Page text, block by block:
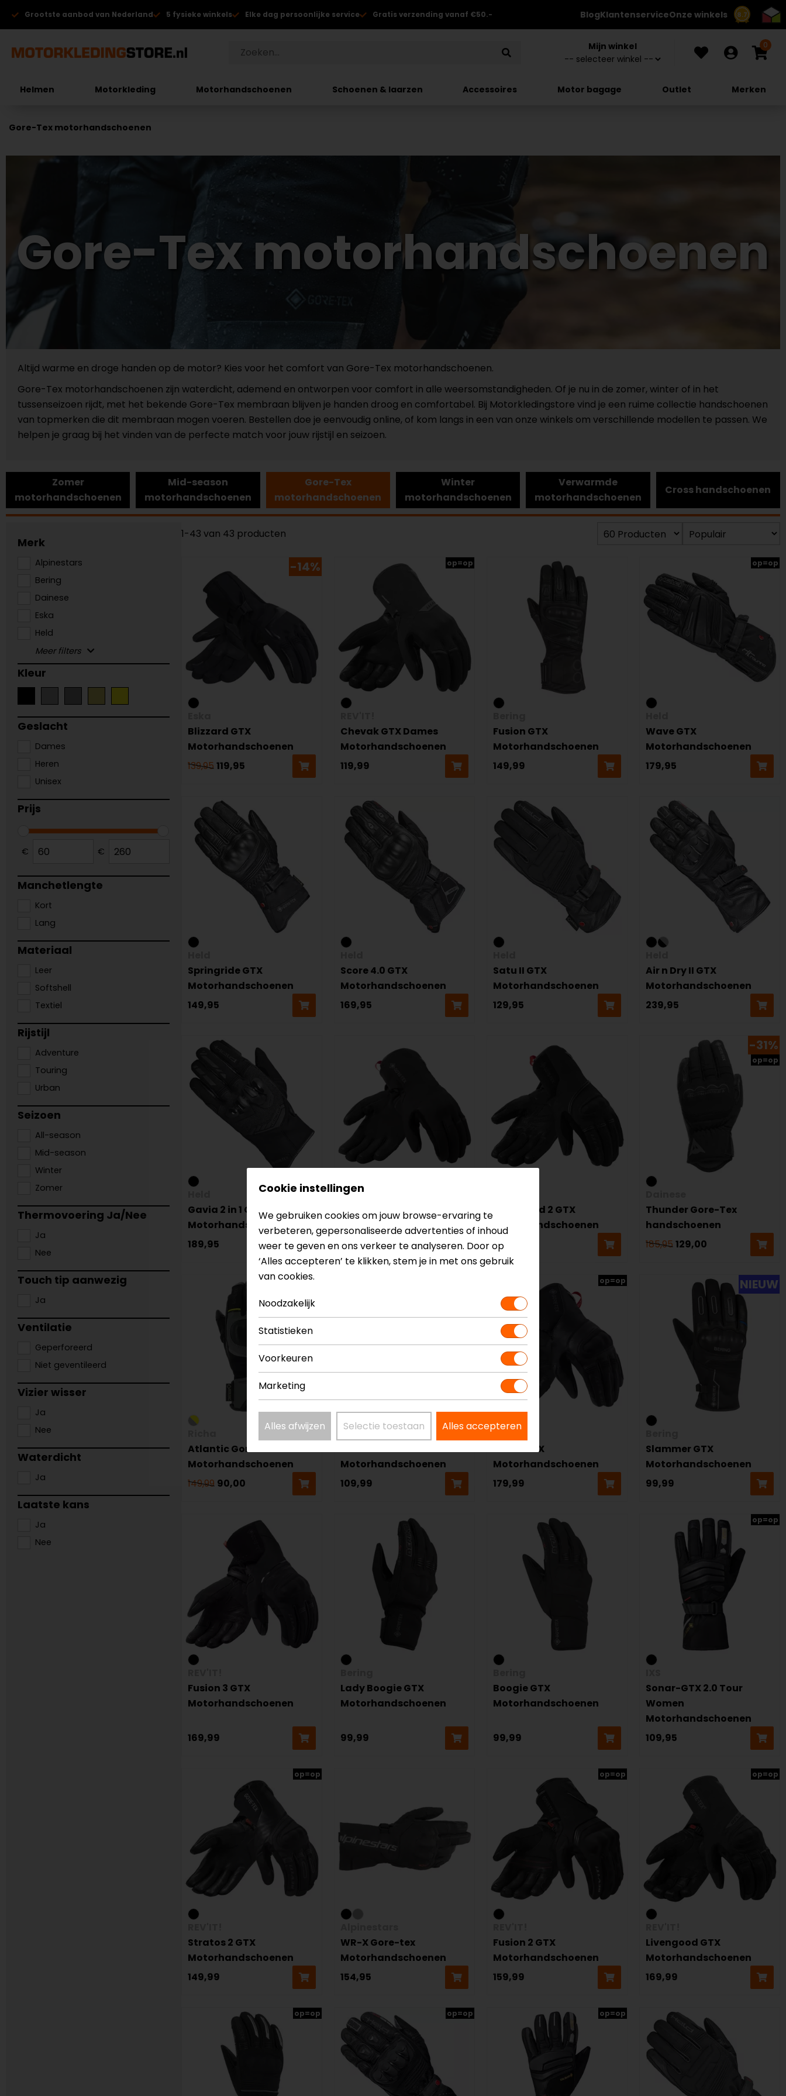
8.7
Grootste aanbod van Nederland 5 fysieke winkels Elke dag persoonlijke service Gratis verzending vanaf €50.- BlogKlantenserviceOnze winkels
Mijn winkel 0
Helmen Motorkleding Motorhandschoenen Schoenen & laarzen Accessoires Motor bagage Outlet Merken
Gore-Tex motorhandschoenen
Gore-Tex motorhandschoenen
Altijd warme en droge handen op de motor? Kies voor het comfort van Gore-Tex motorhandschoenen.
Gore-Tex motorhandschoenen zijn waterdicht, ademend en ontworpen voor comfort in alle weersomstandigheden. Of je nu in de zomer, winter of in het
tussenseizoen rijdt, met het bekende Gore-Tex membraan blijven je handen droog en comfortabel. Bij Motorkledingstore vind je een ruime collectie handschoenen
van topmerken die dit membraan mogen voeren. Bestellen doe je eenvoudig online, of kom langs in een van onze winkels om verschillende modellen te passen. We
helpen je graag bij het vinden van de perfecte match voor jouw rijstijl en seizoen.
Zomer
motorhandschoenen
Mid-season
motorhandschoenen
Gore-Tex
motorhandschoenen
Winter
motorhandschoenen
Verwarmde
motorhandschoenen
Cross handschoenen
Merk
Alpinestars
Bering
Dainese
Eska
Held
Kleur
Geslacht
Dames
Heren
Unisex
Prijs
€ €
Manchetlengte
Kort
Lang
Materiaal
Leer
Softshell
Textiel
Rijstijl
Adventure
Touring
Urban
Seizoen
All-season
Mid-season
Winter
Zomer
Thermovoering Ja/Nee
Ja
Nee
Touch tip aanwezig
Ja
Ventilatie
Geperforeerd
Niet geventileerd
Vizier wisser
Ja
Nee
Waterdicht
Ja
Laatste kans
Ja
Nee
1-43 van 43 producten
-14%
Blizzard GTX
Motorhandschoenen
139,95 119,95
op=op
Chevak GTX Dames
Motorhandschoenen
119,99
Fusion GTX
Motorhandschoenen
149,99
op=op
Wave GTX
Motorhandschoenen
179,95
Springride GTX
Motorhandschoenen
149,95
Score 4.0 GTX
Motorhandschoenen
169,95
Satu II GTX
Motorhandschoenen
129,95
Air n Dry II GTX
Motorhandschoenen
239,95
Gavia 2 in 1 GTX
Motorhandschoenen
189,95
REV'IT!
Chevak 2 GTX
Motorhandschoenen
124,99
Livengood 2 GTX
Motorhandschoenen
179,99
-31%
op=op
Thunder Gore-Tex
handschoenen
185,95 129,00
-40%
Atlantic Gore-Tex
Motorhandschoenen
149,99 90,00
Bering
Roc GTX
Motorhandschoenen
109,99
op=op
REV'IT!
Lacus GTX
Motorhandschoenen
179,99
NIEUW
Slammer GTX
Motorhandschoenen
99,99
Fusion 3 GTX
Motorhandschoenen
169,99
Lady Boogie GTX
Motorhandschoenen
99,99
Boogie GTX
Motorhandschoenen
99,99
op=op
Sonar-GTX 2.0 Tour
Women
Motorhandschoenen
109,95
op=op
Stratos 2 GTX
Motorhandschoenen
149,99
WR-X Gore-tex
Motorhandschoenen
154,95
op=op
Fusion 2 GTX
Motorhandschoenen
159,99
op=op
Livengood GTX
Motorhandschoenen
169,99
op=op op=op op=op
Cookie instellingen
We gebruiken cookies om jouw browse-ervaring te
verbeteren, gepersonaliseerde advertenties of inhoud
weer te geven en ons verkeer te analyseren. Door op
‘Alles accepteren’ te klikken, stem je in met ons gebruik
van cookies.
Noodzakelijk
Statistieken
Voorkeuren
Marketing
Alles afwijzen Selectie toestaan Alles accepteren